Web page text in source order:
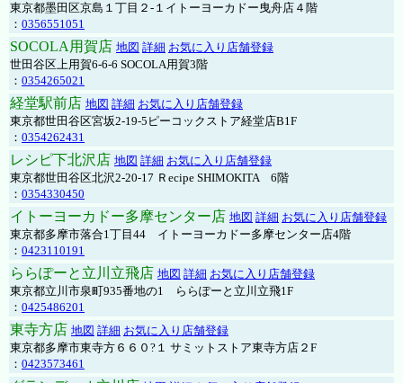
東京都墨田区京島１丁目２-１イトーヨーカドー曳舟店４階
： 0356551051
SOCOLA用賀店 地図 詳細 お気に入り店舗登録
世田谷区上用賀6-6-6 SOCOLA用賀3階
： 0354265021
経堂駅前店 地図 詳細 お気に入り店舗登録
東京都世田谷区宮坂2-19-5ピーコックストア経堂店B1F
： 0354262431
レシピ下北沢店 地図 詳細 お気に入り店舗登録
東京都世田谷区北沢2-20-17 Ｒecipe SHIMOKITA 6階
： 0354330450
イトーヨーカドー多摩センター店 地図 詳細 お気に入り店舗登録
東京都多摩市落合1丁目44 イトーヨーカドー多摩センター店4階
： 0423110191
ららぽーと立川立飛店 地図 詳細 お気に入り店舗登録
東京都立川市泉町935番地の1 ららぽーと立川立飛1F
： 0425486201
東寺方店 地図 詳細 お気に入り店舗登録
東京都多摩市東寺方６６０?１ サミットストア東寺方店２F
： 0423573461